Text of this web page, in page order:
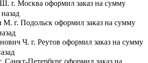
г. Москва оформил заказ на сумму
г. Подольск оформил заказ на сумму
Ч. г. Реутов оформил заказ на сумму
Санкт-Петербург оформил заказ на